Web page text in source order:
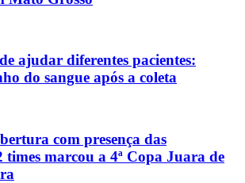
ajudar diferentes pacientes:
do sangue após a coleta
com presença das
times marcou a 4ª Copa Juara de